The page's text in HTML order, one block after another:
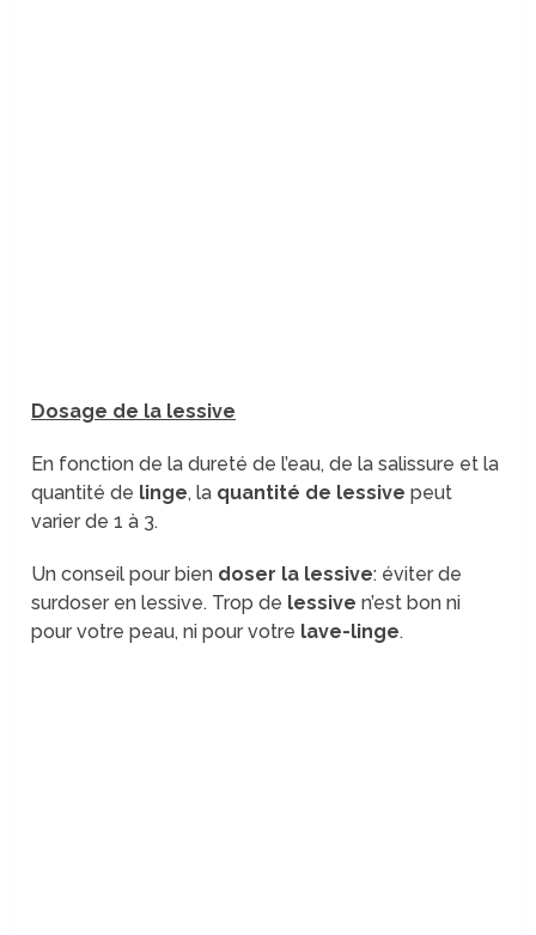
Dosage de la lessive
En fonction de la dureté de l’eau, de la salissure et la
quantité de linge, la quantité de lessive peut
varier de 1 à 3.
Un conseil pour bien doser la lessive: éviter de
surdoser en lessive. Trop de lessiven’est bon ni
pour votre peau, ni pour votre lave-linge.